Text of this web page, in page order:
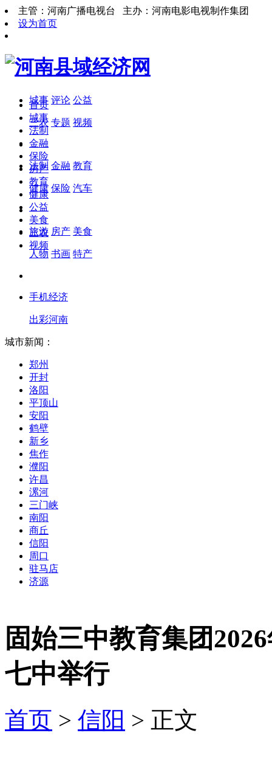
主管：河南广播电视台 主办：河南电影电视制作集团
设为首页
城事 评论 公益
三农 专题 视频
法制 金融 教育
健康 保险 汽车
旅游 房产 美食
人物 书画 特产
手机经济
出彩河南
首页
城事
法制
金融
保险
房产
教育
健康
公益
美食
三农
视频
城市新闻：
郑州
开封
洛阳
平顶山
安阳
鹤壁
新乡
焦作
濮阳
许昌
漯河
三门峡
南阳
商丘
信阳
周口
驻马店
济源
固始三中教育集团
七中举行
首页 > 信阳 > 正文